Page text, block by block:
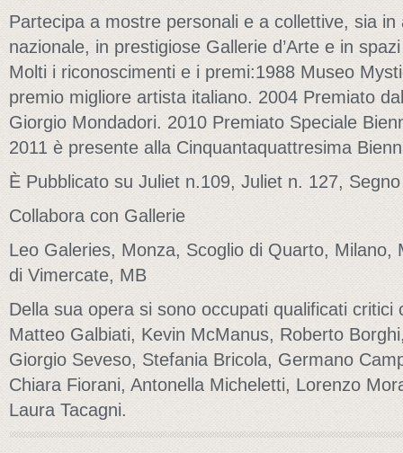
Partecipa a mostre personali e a collettive, sia in
nazionale, in prestigiose Gallerie d’Arte e in
Molti i riconoscimenti e i premi:1988 Museo
premio migliore artista italiano. 2004 Premiato
Giorgio Mondadori. 2010 Premiato Speciale
2011 è presente alla Cinquantaquattresima
È Pubblicato su Juliet n.109, Juliet n. 127,
Collabora con Gallerie
Leo Galeries, Monza, Scoglio di Quarto, Milano,
di Vimercate, MB
Della sua opera si sono occupati qualificati critici
Matteo Galbiati, Kevin McManus, Roberto
Giorgio Seveso, Stefania Bricola, Germano
Chiara Fiorani, Antonella Micheletti, Lorenzo
Laura Tacagni.